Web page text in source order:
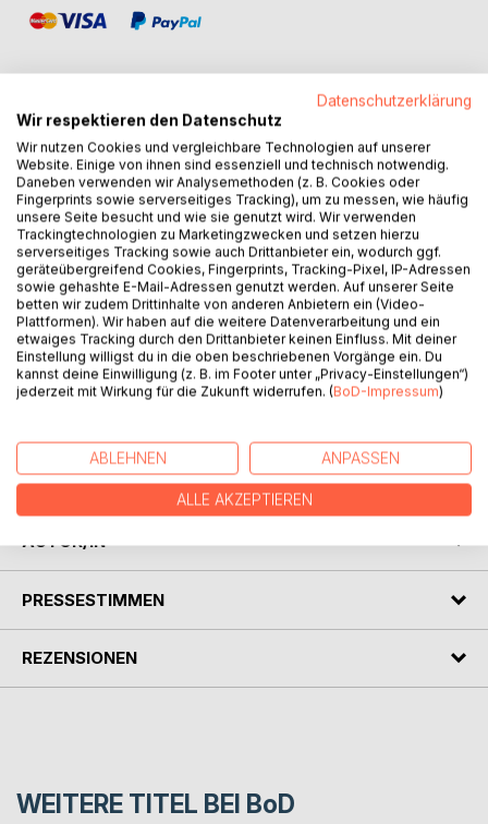
BESCHREIBUNG
Chiara ist eine alleinerziehende Mutter im Spagat zwischen
Klinikjob und Privatleben.
Als ihre Chefin sie mit der Begutachtung einer Frau
beauftragt, die im Verdacht steht, ihren Mann umgebracht
zu haben, gerät ihr Leben aus dem Gleichgewicht.
Neugierig wie sie ist, kann sie es nicht lassen, ein paar
Nachforschungen im Fall des sogenannten
"Mistgabelmordes" anzustellen und gerät dadurch in
In all den Wirren versucht sie, eine Beziehung zu Luis
aufzubauen. Ausgang ungewiss.
AUTOR/IN
PRESSESTIMMEN
REZENSIONEN
WEITERE TITEL BEI BoD
Datenschutzerklärung
Wir respektieren den Datenschutz
Wir nutzen Cookies und vergleichbare Technologien auf unserer
Website. Einige von ihnen sind essenziell und technisch notwendig.
Daneben verwenden wir Analysemethoden (z. B. Cookies oder
Fingerprints sowie serverseitiges Tracking), um zu messen, wie häufig
unsere Seite besucht und wie sie genutzt wird. Wir verwenden
Trackingtechnologien zu Marketingzwecken und setzen hierzu
serverseitiges Tracking sowie auch Drittanbieter ein, wodurch ggf.
geräteübergreifend Cookies, Fingerprints, Tracking-Pixel, IP-Adressen
sowie gehashte E-Mail-Adressen genutzt werden. Auf unserer Seite
betten wir zudem Drittinhalte von anderen Anbietern ein (Video-
Plattformen). Wir haben auf die weitere Datenverarbeitung und ein
etwaiges Tracking durch den Drittanbieter keinen Einfluss. Mit deiner
Einstellung willigst du in die oben beschriebenen Vorgänge ein. Du
kannst deine Einwilligung (z. B. im Footer unter „Privacy-Einstellungen“)
jederzeit mit Wirkung für die Zukunft widerrufen. (BoD-Impressum)
ABLEHNEN ANPASSEN
ALLE AKZEPTIEREN